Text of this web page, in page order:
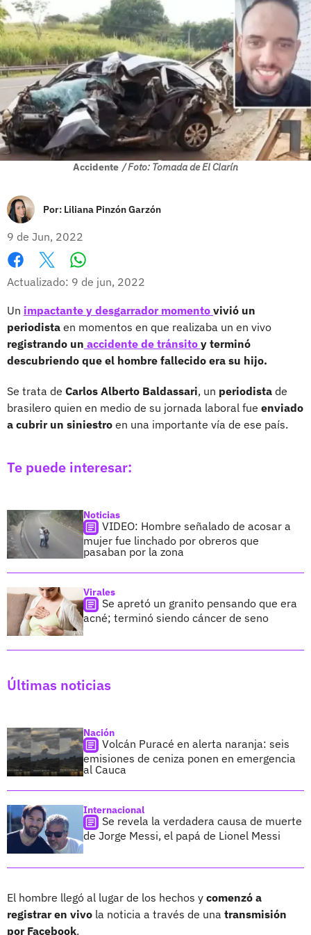
Accidente / Foto: Tomada de El Clarín
Por: Liliana Pinzón Garzón
9 de Jun, 2022
Facebook
X
Actualizado: 9 de jun, 2022
Un impactante y desgarrador momento vivió un
periodista en momentos en que realizaba un en vivo
registrando un accidente de tránsito y terminó
descubriendo que el hombre fallecido era su hijo.
Se trata de Carlos Alberto Baldassari, un periodista de
brasilero quien en medio de su jornada laboral fue enviado
a cubrir un siniestro en una importante vía de ese país.
Te puede interesar:
Noticias
VIDEO: Hombre señalado de acosar a
mujer fue linchado por obreros que
pasaban por la zona
Virales
Se apretó un granito pensando que era
acné; terminó siendo cáncer de seno
Últimas noticias
Nación
Volcán Puracé en alerta naranja: seis
emisiones de ceniza ponen en emergencia
al Cauca
Internacional
Se revela la verdadera causa de muerte
de Jorge Messi, el papá de Lionel Messi
El hombre llegó al lugar de los hechos y comenzó a
registrar en vivo la noticia a través de una transmisión
por Facebook.